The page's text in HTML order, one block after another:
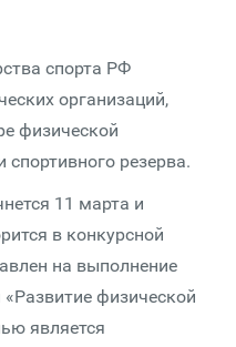
спорта РФ
организаций,
физической
спортивного резерва.
11 марта и
в конкурсной
на выполнение
физической
является